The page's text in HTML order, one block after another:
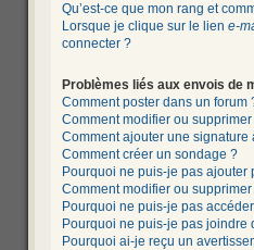
Qu’est-ce que mon rang et
Lorsque je clique sur le lien e-
connecter ?
Problèmes liés aux envois de
Comment poster dans un forum
Comment modifier ou
Comment ajouter une signature
Comment créer un sondage ?
Pourquoi ne puis-je pas ajouter
Comment modifier ou
Pourquoi ne puis-je pas
Pourquoi ne puis-je pas joindre
Pourquoi ai-je reçu un